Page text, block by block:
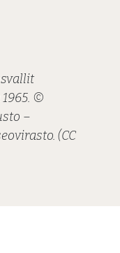
©
–
(CC